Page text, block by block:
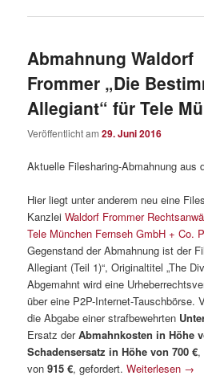
Abmahnung Waldorf
Frommer „Die
Allegiant“ für Tele
Veröffentlicht am29. Juni 2016
Aktuelle Filesharing-Abmahnung aus
Hier liegt unter anderem neu eine
KanzleiWaldorf Frommer
Tele München Fernseh GmbH + Co.
Gegenstand der Abmahnung ist der
Allegiant (Teil 1)“, Originaltitel „The
Abgemahnt wird eine
über eine P2P-Internet-Tauschbörse.
die Abgabe einer strafbewehrten
Ersatz derAbmahnkosten in Höhe
Schadensersatz in Höhe von 700 €,
von915 €, gefordert.Weiterlesen →